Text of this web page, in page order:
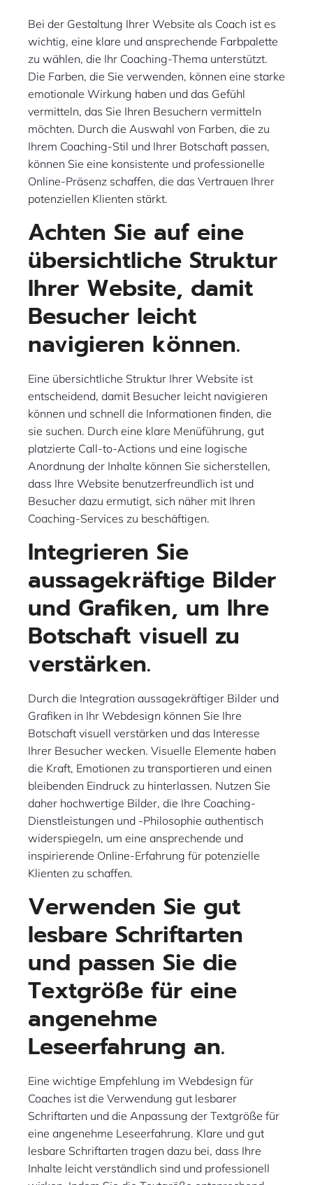
Bei der Gestaltung Ihrer Website als Coach ist es
wichtig, eine klare und ansprechende Farbpalette
zu wählen, die Ihr Coaching-Thema unterstützt.
Die Farben, die Sie verwenden, können eine starke
emotionale Wirkung haben und das Gefühl
vermitteln, das Sie Ihren Besuchern vermitteln
möchten. Durch die Auswahl von Farben, die zu
Ihrem Coaching-Stil und Ihrer Botschaft passen,
können Sie eine konsistente und professionelle
Online-Präsenz schaffen, die das Vertrauen Ihrer
potenziellen Klienten stärkt.
Achten Sie auf eine
übersichtliche Struktur
Ihrer Website, damit
Besucher leicht
navigieren können.
Eine übersichtliche Struktur Ihrer Website ist
entscheidend, damit Besucher leicht navigieren
können und schnell die Informationen finden, die
sie suchen. Durch eine klare Menüführung, gut
platzierte Call-to-Actions und eine logische
Anordnung der Inhalte können Sie sicherstellen,
dass Ihre Website benutzerfreundlich ist und
Besucher dazu ermutigt, sich näher mit Ihren
Coaching-Services zu beschäftigen.
Integrieren Sie
aussagekräftige Bilder
und Grafiken, um Ihre
Botschaft visuell zu
verstärken.
Durch die Integration aussagekräftiger Bilder und
Grafiken in Ihr Webdesign können Sie Ihre
Botschaft visuell verstärken und das Interesse
Ihrer Besucher wecken. Visuelle Elemente haben
die Kraft, Emotionen zu transportieren und einen
bleibenden Eindruck zu hinterlassen. Nutzen Sie
daher hochwertige Bilder, die Ihre Coaching-
Dienstleistungen und -Philosophie authentisch
widerspiegeln, um eine ansprechende und
inspirierende Online-Erfahrung für potenzielle
Klienten zu schaffen.
Verwenden Sie gut
lesbare Schriftarten
und passen Sie die
Textgröße für eine
angenehme
Leseerfahrung an.
Eine wichtige Empfehlung im Webdesign für
Coaches ist die Verwendung gut lesbarer
Schriftarten und die Anpassung der Textgröße für
eine angenehme Leseerfahrung. Klare und gut
lesbare Schriftarten tragen dazu bei, dass Ihre
Inhalte leicht verständlich sind und professionell